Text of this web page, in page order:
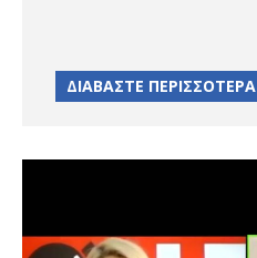
ΔΙΑΒΑΣΤΕ ΠΕΡΙΣΣΟΤΕΡΑ